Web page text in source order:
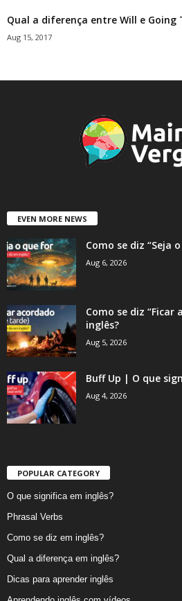
Qual a diferença entre Will e Going
Aug 15, 2017
EVEN MORE NEWS
Como se diz “Seja
Aug 6, 2026
Como se diz
inglês?
Aug 5, 2026
Buff Up | O que
Aug 4, 2026
POPULAR CATEGORY
O que significa em inglês?
Phrasal Verbs
Como se diz em inglês?
Qual a diferença em inglês?
Dicas para aprender inglês